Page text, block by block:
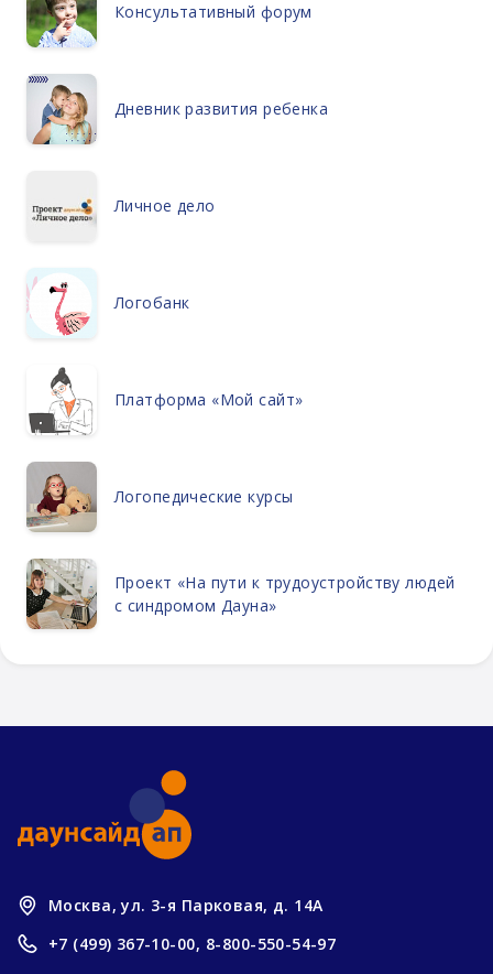
Консультативный форум
Дневник развития ребенка
Личное дело
Логобанк
Платформа «Мой сайт»
Логопедические курсы
Проект «На пути к трудоустройству людей
с синдромом Дауна»
Москва, ул. 3-я Парковая, д. 14А
+7 (499) 367-10-00, 8-800-550-54-97